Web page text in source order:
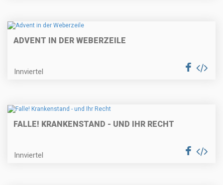
ADVENT IN DER WEBERZEILE
Innviertel
FALLE! KRANKENSTAND - UND IHR RECHT
Innviertel